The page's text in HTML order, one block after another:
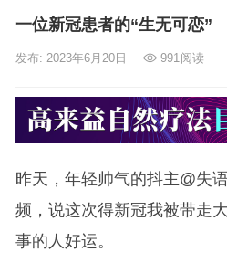
一位新冠患者的“生无可恋”
发布: 2023年6月20日 991阅读
昨天，年轻帅气的抖主@失
频，说这次得新冠我被带走
事的人好运。